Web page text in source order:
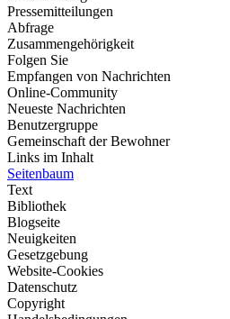
Pressemitteilungen
Abfrage
Zusammengehörigkeit
Folgen Sie
Empfangen von Nachrichten
Online-Community
Neueste Nachrichten
Benutzergruppe
Gemeinschaft der Bewohner
Links im Inhalt
Seitenbaum
Text
Bibliothek
Blogseite
Neuigkeiten
Gesetzgebung
Website-Cookies
Datenschutz
Copyright